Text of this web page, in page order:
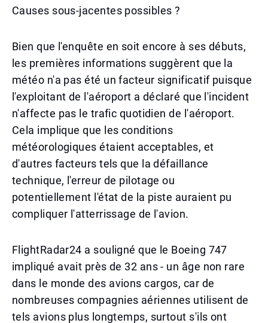
Causes sous-jacentes possibles ?
Bien que l'enquête en soit encore à ses débuts,
les premières informations suggèrent que la
météo n'a pas été un facteur significatif puisque
l'exploitant de l'aéroport a déclaré que l'incident
n'affecte pas le trafic quotidien de l'aéroport.
Cela implique que les conditions
météorologiques étaient acceptables, et
d'autres facteurs tels que la défaillance
technique, l'erreur de pilotage ou
potentiellement l'état de la piste auraient pu
compliquer l'atterrissage de l'avion.
FlightRadar24 a souligné que le Boeing 747
impliqué avait près de 32 ans - un âge non rare
dans le monde des avions cargos, car de
nombreuses compagnies aériennes utilisent de
tels avions plus longtemps, surtout s'ils ont